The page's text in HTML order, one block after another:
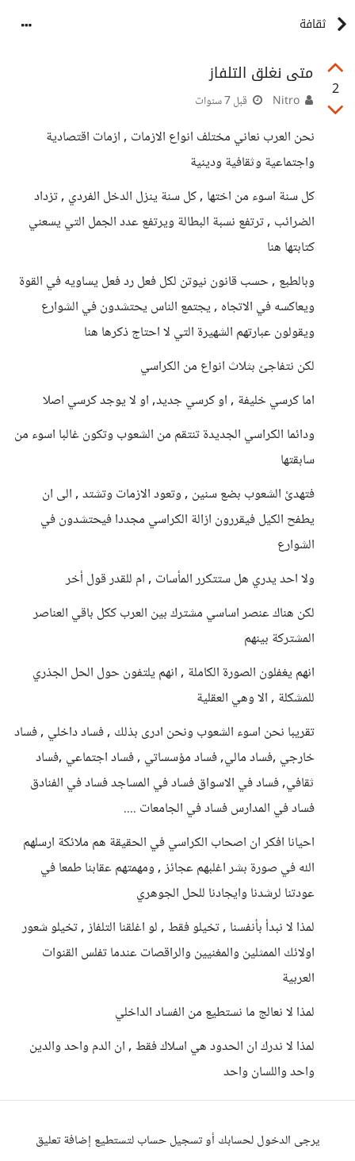
ثقافة
2
متى نغلق التلفاز
قبل 7 سنوات
نحن العرب نعاني مختلف انواع الازمات , ازمات اقتصادية
واجتماعية وثقافية ودينية
كل سنة اسوء من اختها , كل سنة ينزل الدخل الفردي , تزداد
الضرائب , ترتفع نسبة البطالة ويرتفع عدد الجمل التي يسعني
كتابتها هنا
وبالطبع , حسب قانون نيوتن لكل فعل رد فعل يساويه في القوة
ويعاكسه في الاتجاه , يجتمع الناس يحتشدون في الشوارع
ويقولون عبارتهم الشهيرة التي لا احتاج ذكرها هنا
لكن نتفاجئ بثلاث انواع من الكراسي
اما كرسي خليفة , او كرسي جديد, او لا يوجد كرسي اصلا
ودائما الكراسي الجديدة تنتقم من الشعوب وتكون غالبا اسوء من
سابقتها
فتهدئ الشعوب بضع سنين , وتعود الازمات وتشتد , الى ان
يطفح الكيل فيقررون ازالة الكراسي مجددا فيحتشدون في
الشوارع
ولا احد يدري هل ستتكرر المأسات , ام للقدر قول أخر
لكن هناك عنصر اساسي مشترك بين العرب ككل باقي العناصر
المشتركة بينهم
انهم يغفلون الصورة الكاملة , انهم يلتفون حول الحل الجذري
للمشكلة , الا وهي العقلية
تقريبا نحن اسوء الشعوب ونحن ادرى بذلك , فساد داخلي , فساد
خارجي ,فساد مالي, فساد مؤسساتي , فساد اجتماعي ,فساد
ثقافي, فساد في الاسواق فساد في المساجد فساد في الفنادق
فساد في المدارس فساد في الجامعات ....
احيانا افكر ان اصحاب الكراسي في الحقيقة هم ملائكة ارسلهم
الله في صورة بشر اغلبهم عجائز , ومهمتهم عقابنا طمعا في
عودتنا لرشدنا وايجادنا للحل الجوهري
لمذا لا نبدأ بأنفسنا , تخيلو فقط , لو اغلقنا التلفاز , تخيلو شعور
اولائك الممثلين والمغنيين والراقصات عندما تفلس القنوات
العربية
لمذا لا نعالج ما نستطيع من الفساد الداخلي
لمذا لا ندرك ان الحدود هي اسلاك فقط , ان الدم واحد والدين
واحد واللسان واحد
يرجى الدخول لحسابك أو تسجيل حساب لتستطيع إضافة تعليق